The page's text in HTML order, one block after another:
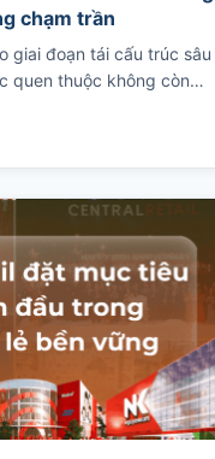
chạm trần
giai đoạn tái cấu trúc sâu
quen thuộc không còn…